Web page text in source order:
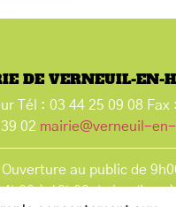
DE VERNEUIL-EN-
Tél : 03 44 25 09 08 Fax
39 02 mairie@verneuil-
Ouverture au public de
à 18h00 du lundi